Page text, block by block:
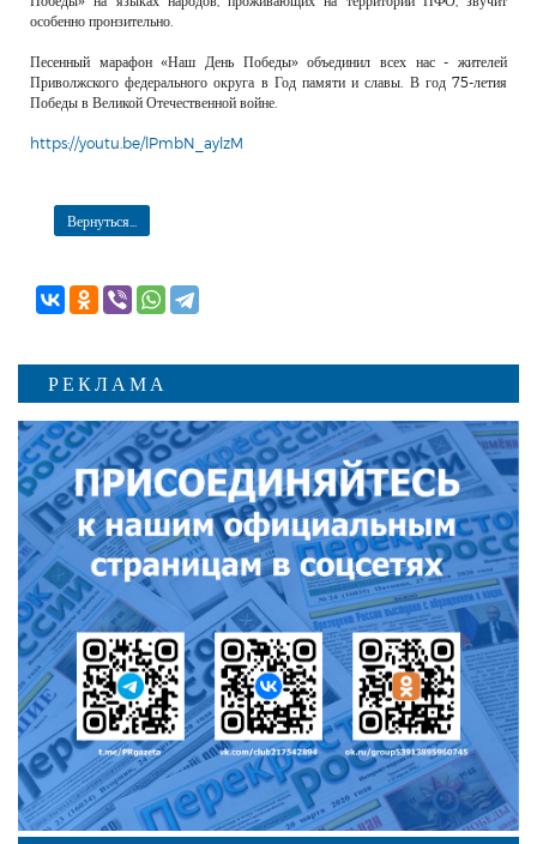
особенно пронзительно.
Песенный марафон «Наш День Победы» объединил всех нас - жителей
Приволжского федерального округа в Год памяти и славы. В год 75-летия
Победы в Великой Отечественной войне.
https://youtu.be/lPmbN_aylzM
Вернуться...
РЕКЛАМА